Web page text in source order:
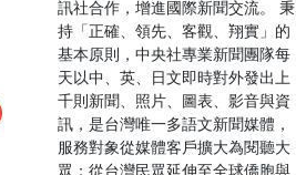
訊社合作，增進國際新聞交流。 秉
持「正確、領先、客觀、翔實」的
基本原則，中央社專業新聞團隊每
天以中、英、日文即時對外發出上
千則新聞、照片、圖表、影音與資
訊，是台灣唯一多語文新聞媒體，
服務對象從媒體客戶擴大為閱聽大
眾；從台灣民眾延伸至全球僑胞與